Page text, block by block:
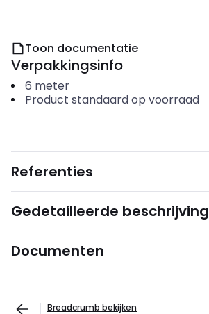
Toon documentatie
Verpakkingsinfo
6 meter
Product standaard op voorraad
Referenties
Gedetailleerde beschrijving
Documenten
Breadcrumb bekijken